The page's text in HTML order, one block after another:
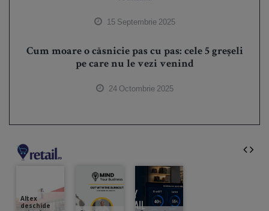
15 Septembrie 2025
Cum moare o căsnicie pas cu pas: cele 5 greșeli
pe care nu le vezi venind
24 Octombrie 2025